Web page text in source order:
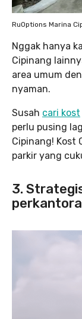
RuOptions Marina
Nggak hanya
Cipinang
area umum
nyaman.
Susah cari kost
perlu pusing
Cipinang! Kost
parkir yang
3.